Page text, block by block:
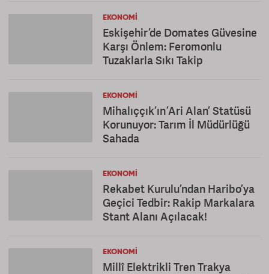
EKONOMI
Eskişehir’de Domates Güvesine
Karşı Önlem: Feromonlu
Tuzaklarla Sıkı Takip
EKONOMI
Mihalıççık’ın ’Ari Alan’ Statüsü
Korunuyor: Tarım İl Müdürlüğü
Sahada
EKONOMI
Rekabet Kurulu’ndan Haribo’ya
Geçici Tedbir: Rakip Markalara
Stant Alanı Açılacak!
EKONOMI
Millî Elektrikli Tren Trakya